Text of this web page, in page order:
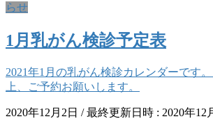
らせ
1月乳がん検診予定表
2021年1月の乳がん検診カレンダーです
上、ご予約お願いします。
2020年12月2日 / 最終更新日時 : 2020年12